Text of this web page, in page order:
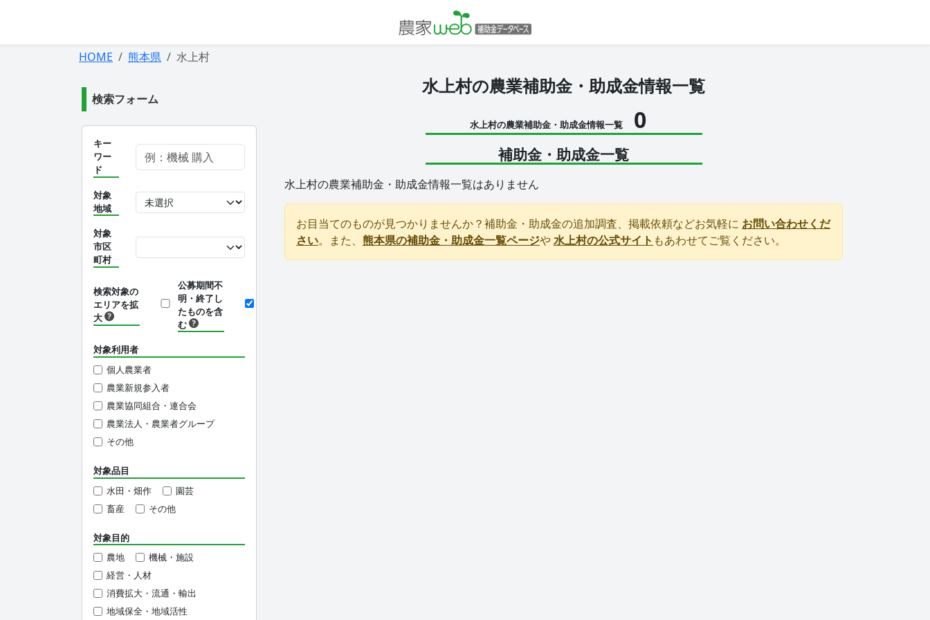
HOME 熊本県 水上村
検索フォーム
キー
ワー
ド
対象
地域
対象
市区
町村
検索対象の
エリアを拡
大
公募期間不
明・終了し
たものを含
む
対象利用者
個人農業者
農業新規参入者
農業協同組合・連合会
農業法人・農業者グループ
その他
対象品目
水田・畑作
園芸
畜産
その他
対象目的
農地
機械・施設
経営・人材
消費拡大・流通・輸出
地域保全・地域活性
水上村の農業補助金・助成金情報一覧
水上村の農業補助金・助成金情報一覧 0
補助金・助成金一覧
水上村の農業補助金・助成金情報一覧はありません
お目当てのものが見つかりませんか？補助金・助成金の追加調査、掲載依頼などお気軽に お問い合わせくだ
さい。また、 熊本県の補助金・助成金一覧ページや水上村の公式サイト もあわせてご覧ください。